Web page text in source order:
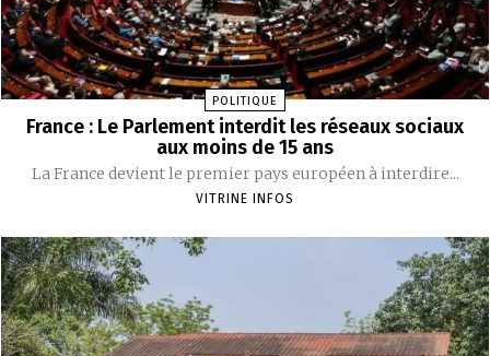
POLITIQUE
France : Le Parlement interdit les réseaux sociaux
aux moins de 15 ans
La France devient le premier pays européen à interdire...
VITRINE INFOS